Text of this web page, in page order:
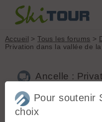
Accueil >Tous les forums >
Privation dans la vallée de
Ancelle :
Pour soutenir
choix